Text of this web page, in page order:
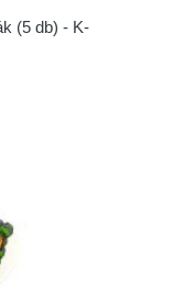
(5 db) - K-